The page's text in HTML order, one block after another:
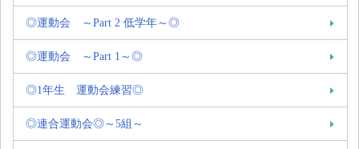
◎運動会 ～Part 2 低学年～◎
◎運動会 ～Part 1～◎
◎1年生 運動会練習◎
◎連合運動会◎～5組～